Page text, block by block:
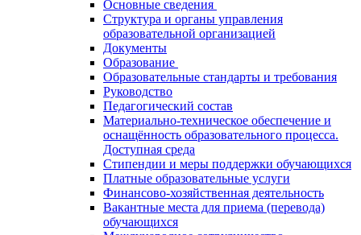
Основные сведения
Структура и органы управления
образовательной организацией
Документы
Образование
Образовательные стандарты и требования
Руководство
Педагогический состав
Материально-техническое обеспечение и
оснащённость образовательного процесса.
Доступная среда
Стипендии и меры поддержки обучающихся
Платные образовательные услуги
Финансово-хозяйственная деятельность
Вакантные места для приема (перевода)
обучающихся